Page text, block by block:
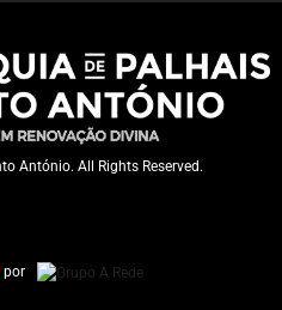
António. All Rights Reserved.
por